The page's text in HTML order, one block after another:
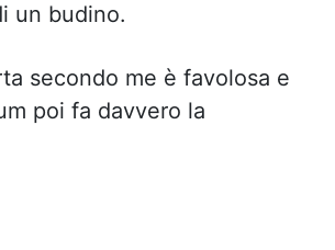
un budino.
secondo me è favolosa e
poi fa davvero la